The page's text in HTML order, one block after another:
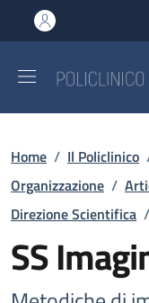
al contenuto
to footer content
Briciole di
Home / Il Policlinico
Organizzazione /
Direzione Scientifica /
SS